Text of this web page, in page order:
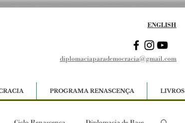
ENGLISH
diplomaciaparademocracia@gmail.com
PROGRAMA RENASCENÇA LIVROS